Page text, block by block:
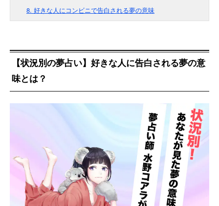
8. 好きな人にコンビニで告白される夢の意味
【状況別の夢占い】好きな人に告白される夢の意
味とは？